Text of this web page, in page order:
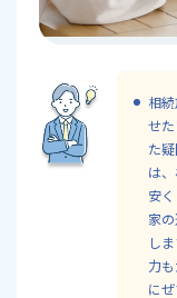
相
せ
た
は
安
家
し
力
に